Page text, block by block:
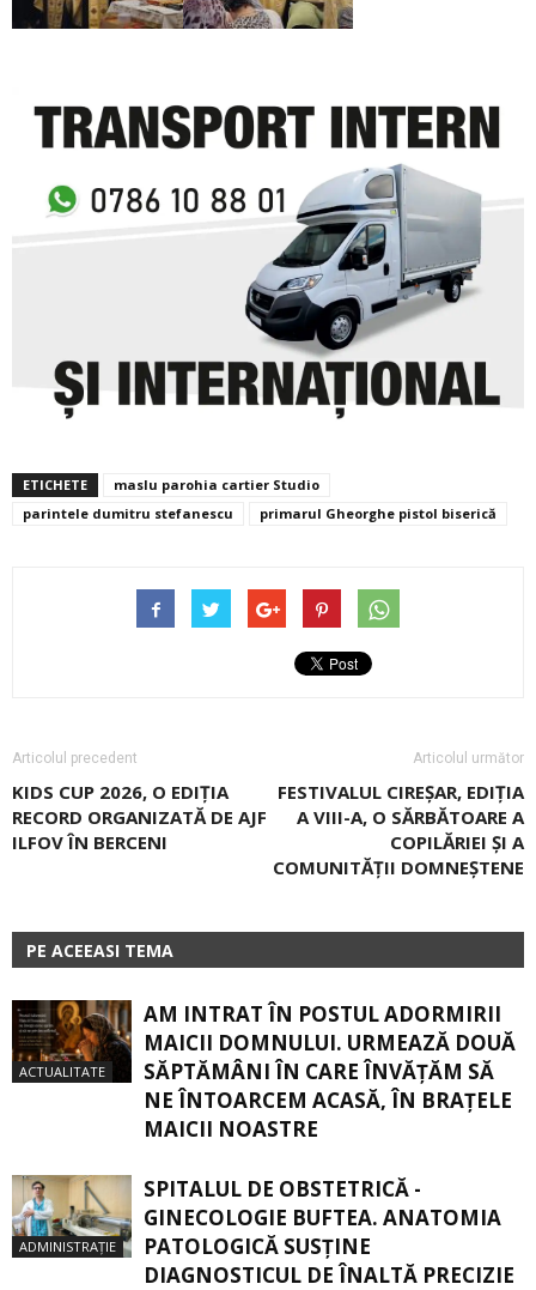
ETICHETE
maslu parohia cartier Studio
parintele dumitru stefanescu
primarul Gheorghe pistol biserică
Articolul precedent
KIDS CUP 2026, O EDIŢIA
RECORD ORGANIZATĂ DE AJF
ILFOV ÎN BERCENI
Articolul următor
FESTIVALUL CIREȘAR, EDIȚIA
A VIII-A, O SĂRBĂTOARE A
COPILĂRIEI ȘI A
COMUNITĂȚII DOMNEȘTENE
PE ACEEASI TEMA
ACTUALITATE
AM INTRAT ÎN POSTUL ADORMIRII
MAICII DOMNULUI. URMEAZĂ DOUĂ
SĂPTĂMÂNI ÎN CARE ÎNVĂŢĂM SĂ
NE ÎNTOARCEM ACASĂ, ÎN BRAŢELE
MAICII NOASTRE
ADMINISTRAȚIE
SPITALUL DE OBSTETRICĂ -
GINECOLOGIE BUFTEA. ANATOMIA
PATOLOGICĂ SUSŢINE
DIAGNOSTICUL DE ÎNALTĂ PRECIZIE